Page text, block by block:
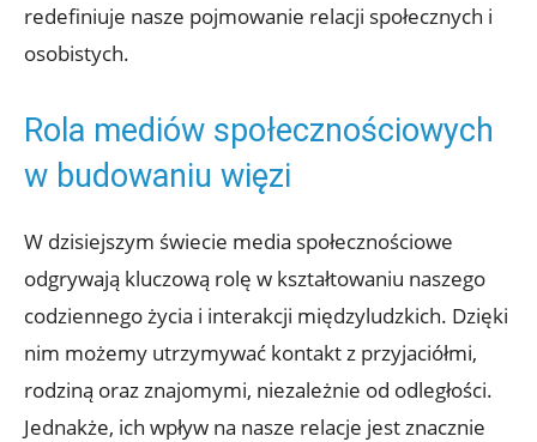
redefiniuje nasze pojmowanie relacji społecznych i
osobistych.
Rola mediów społecznościowych
w budowaniu więzi
W dzisiejszym świecie media społecznościowe
odgrywają kluczową rolę w kształtowaniu naszego
codziennego życia i interakcji międzyludzkich. Dzięki
nim możemy utrzymywać kontakt z przyjaciółmi,
rodziną oraz znajomymi, niezależnie od odległości.
Jednakże, ich wpływ na nasze relacje jest znacznie